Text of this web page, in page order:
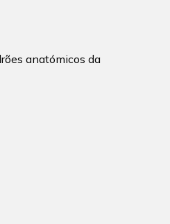
anatómicos da